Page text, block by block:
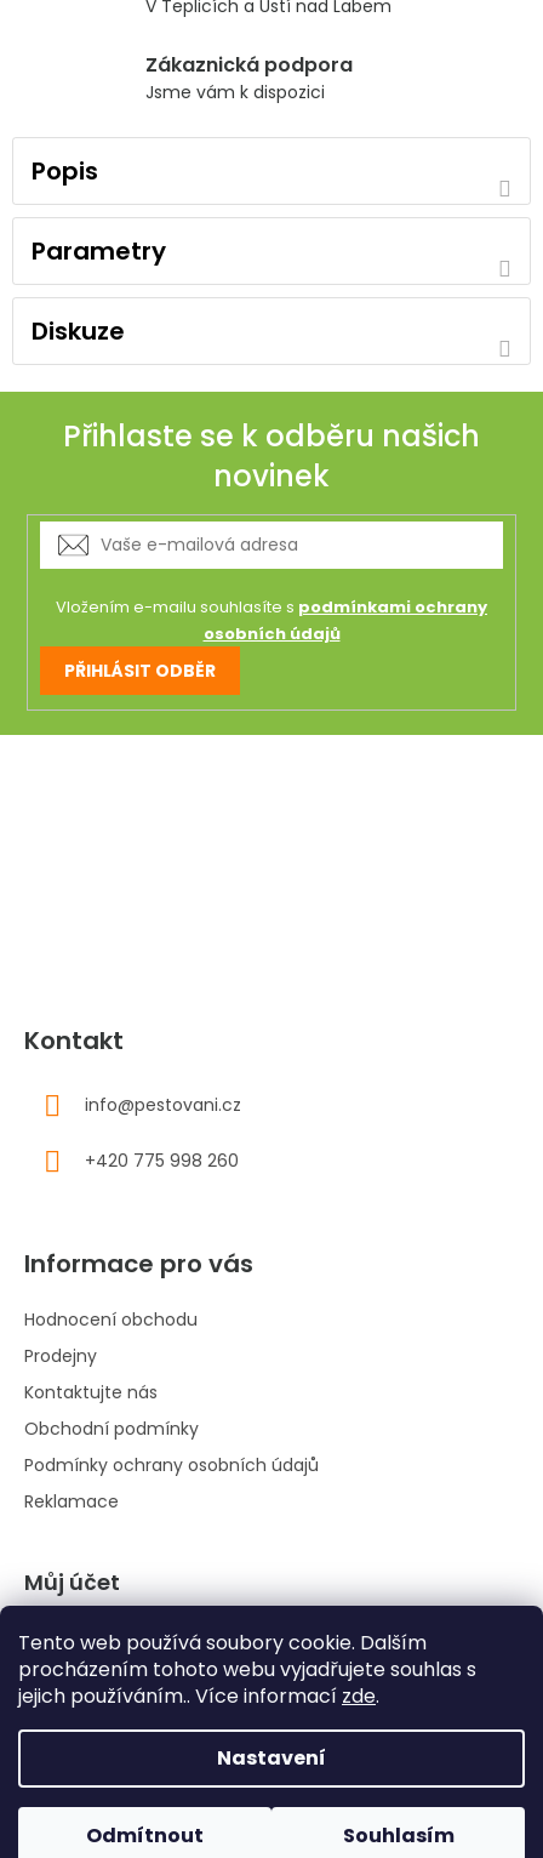
Tento web používá soubory cookie. Dalším
procházením tohoto webu vyjadřujete souhlas s
jejich používáním.. Více informací zde.
Nastavení
Odmítnout Souhlasím
V Teplicích a Ústí nad Labem
Zákaznická podpora
Jsme vám k dispozici
Popis
Parametry
Diskuze
Přihlaste se k odběru našich
novinek
Vložením e-mailu souhlasíte s podmínkami ochrany
osobních údajů
PŘIHLÁSIT ODBĚR
Kontakt
info@pestovani.cz
+420 775 998 260
Informace pro vás
Hodnocení obchodu
Prodejny
Kontaktujte nás
Obchodní podmínky
Podmínky ochrany osobních údajů
Reklamace
Můj účet
Registrace
Historie objednávek
Vytvořil Shoptet Anque Media